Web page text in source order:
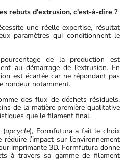
rebuts d'extrusion, c'est-à-dire ?
une réelle expertise, résultat
paramètres qui conditionnent le
de la production est
au démarrage de l’extrusion. En
est écartée car ne répondant pas
rondeur notamment.
des flux de déchets résiduels,
de la matière première qualitative
que le filament final.
(upcycle), Formfutura a fait le choix
l’impact sur l’environnement
imprimante 3D. Formfutura donne
à travers sa gamme de filament